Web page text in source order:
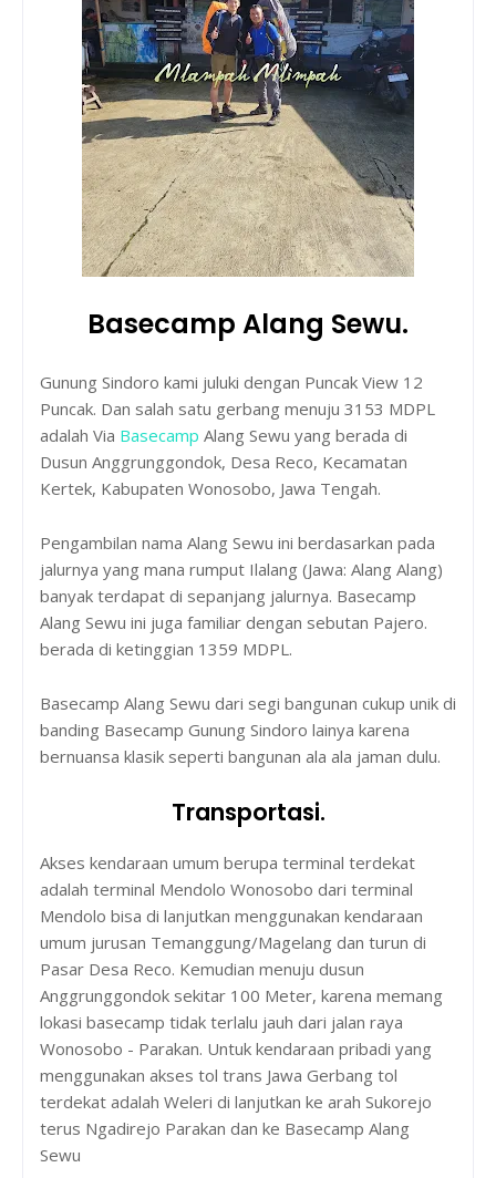
Basecamp Alang Sewu.
Gunung Sindoro kami juluki dengan Puncak View 12
Puncak. Dan salah satu gerbang menuju 3153 MDPL
adalah Via Basecamp Alang Sewu yang berada di
Dusun Anggrunggondok, Desa Reco, Kecamatan
Kertek, Kabupaten Wonosobo, Jawa Tengah.
Pengambilan nama Alang Sewu ini berdasarkan pada
jalurnya yang mana rumput Ilalang (Jawa: Alang Alang)
banyak terdapat di sepanjang jalurnya. Basecamp
Alang Sewu ini juga familiar dengan sebutan Pajero.
berada di ketinggian 1359 MDPL.
Basecamp Alang Sewu dari segi bangunan cukup unik di
banding Basecamp Gunung Sindoro lainya karena
bernuansa klasik seperti bangunan ala ala jaman dulu.
Transportasi.
Akses kendaraan umum berupa terminal terdekat
adalah terminal Mendolo Wonosobo dari terminal
Mendolo bisa di lanjutkan menggunakan kendaraan
umum jurusan Temanggung/Magelang dan turun di
Pasar Desa Reco. Kemudian menuju dusun
Anggrunggondok sekitar 100 Meter, karena memang
lokasi basecamp tidak terlalu jauh dari jalan raya
Wonosobo - Parakan. Untuk kendaraan pribadi yang
menggunakan akses tol trans Jawa Gerbang tol
terdekat adalah Weleri di lanjutkan ke arah Sukorejo
terus Ngadirejo Parakan dan ke Basecamp Alang
Sewu